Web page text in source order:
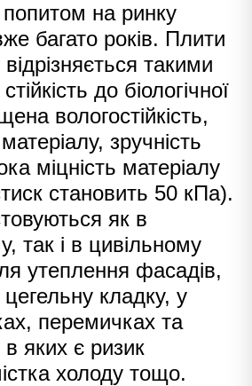
попитом на ринку
багато років. Плити
такими
до біологічної
вологостійкість,
зручність
міцність матеріалу
становить 50 кПа).
як в
так і в цивільному
утеплення фасадів,
кладку, у
перемичках та
яких є ризик
холоду тощо.